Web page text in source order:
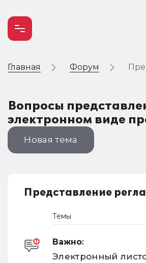
Главная Форум
Вопросы
электронном виде
Новая тема
Представление
Темы
Важно:
Электронный
Учет и
Автоматизация